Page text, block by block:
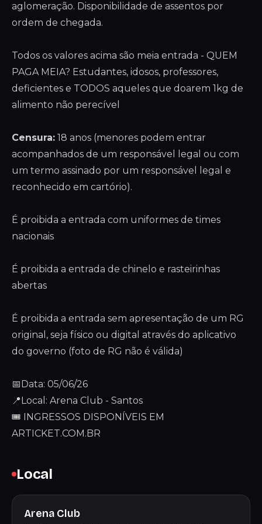
aglomeração. Disponibilidade de assentos por
ordem de chegada.
Todos os valores acima são meia entrada - QUEM
PAGA MEIA? Estudantes, idosos, professores,
deficientes e TODOS aqueles que doarem 1kg de
alimento não perecível
Censura: 18 anos (menores podem entrar
acompanhados de um responsável legal ou com
um termo assinado por um responsável legal e
reconhecido em cartório).
É proibida a entrada com uniformes de times
nacionais
É proibida a entrada de chinelo e rasteirinhas
abertas
É proibida a entrada sem apresentação de um RG
original, seja físico ou digital através do aplicativo
do governo (foto de RG não é válida)
📅Data: 05/06/26
📍Local: Arena Club - Santos
🎟 INGRESSOS DISPONÍVEIS EM
ARTICKET.COM.BR
Local
Arena Club